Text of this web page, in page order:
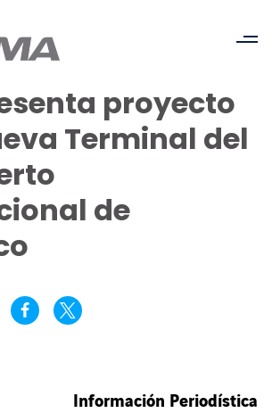
proyecto
Terminal del
de
Información Periodística